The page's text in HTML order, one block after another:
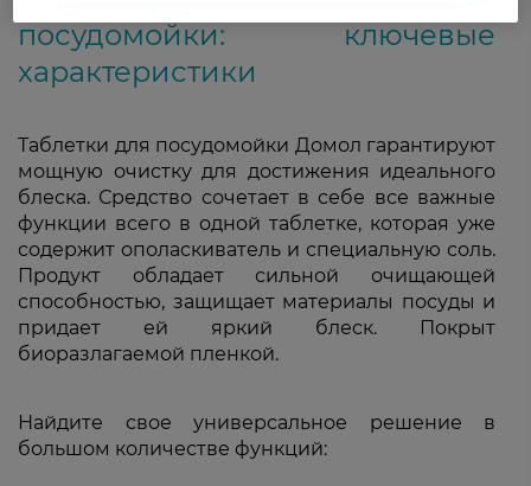
посудомойки: ключевые
характеристики
Таблетки для посудомойки Домол гарантируют
мощную очистку для достижения идеального
блеска. Средство сочетает в себе все важные
функции всего в одной таблетке, которая уже
содержит ополаскиватель и специальную соль.
Продукт обладает сильной очищающей
способностью, защищает материалы посуды и
придает ей яркий блеск. Покрыт
биоразлагаемой пленкой.
Найдите свое универсальное решение в
большом количестве функций: